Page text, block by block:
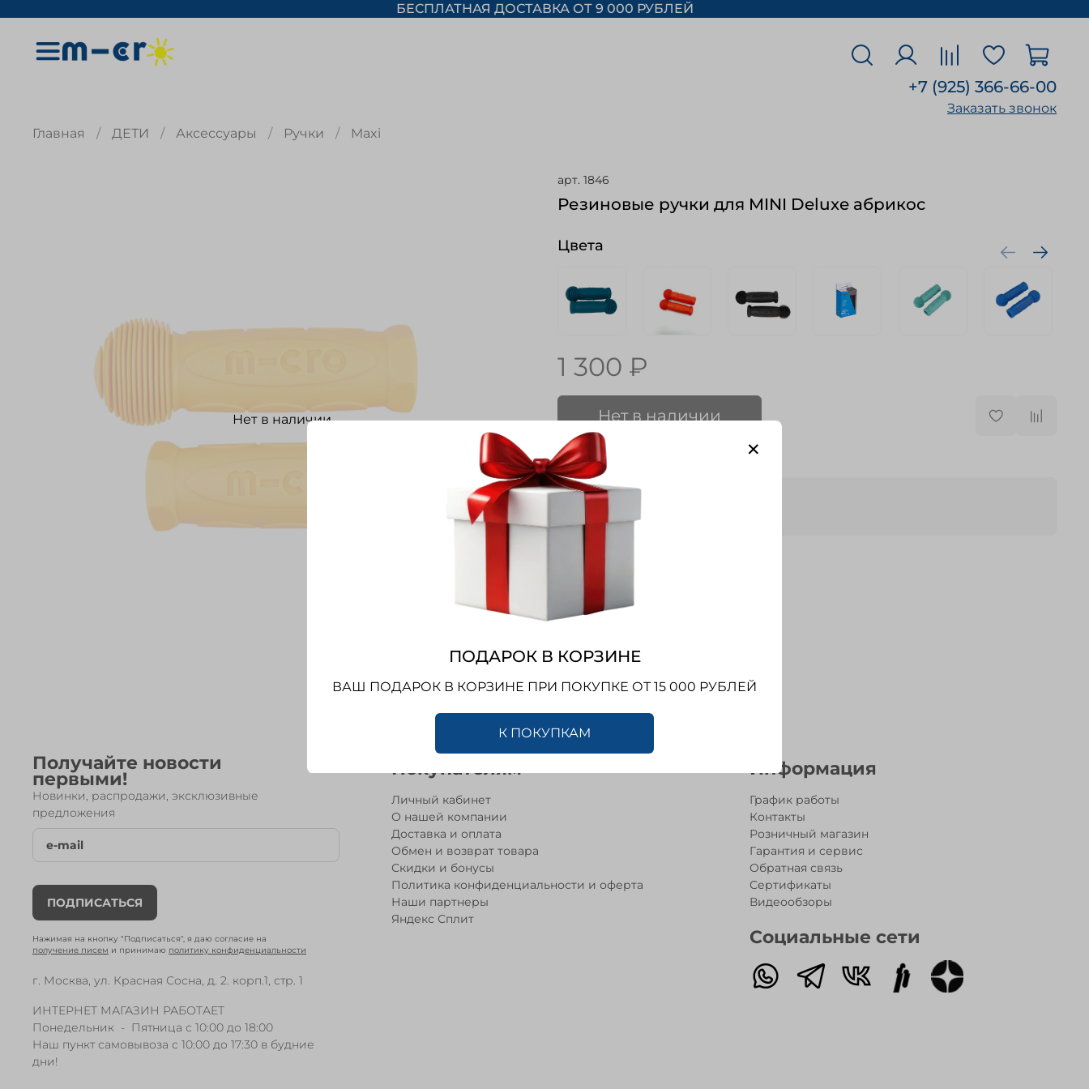
БЕСПЛАТНАЯ ДОСТАВКА ОТ 9 000 РУБЛЕЙ
+7 (925) 366-66-00
Заказать звонок
Главная
ДЕТИ Аксессуары Ручки Maxi
Нет в наличии
арт. 1846
Резиновые ручки для MINI Deluxe абрикос
Цвета
1 300 ₽
Нет в наличии
Характеристики
Вес
Получайте новости
первыми!
Новинки, распродажи, эксклюзивные
предложения
ПОДПИСАТЬСЯ
Нажимая на кнопку "Подписаться", я даю согласие на
получение писем и принимаю политику конфиденциальности
г. Москва, ул. Красная Сосна, д. 2. корп.1, стр. 1
ИНТЕРНЕТ МАГАЗИН РАБОТАЕТ
Понедельник - Пятница с 10:00 до 18:00
Наш пункт самовывоза с 10:00 до 17:30 в будние
дни!
Покупателям
Личный кабинет
О нашей компании
Доставка и оплата
Обмен и возврат товара
Скидки и бонусы
Политика конфиденциальности и оферта
Наши партнеры
Яндекс Сплит
Информация
График работы
Контакты
Розничный магазин
Гарантия и сервис
Обратная связь
Сертификаты
Видеообзоры
Социальные сети
ПОДАРОК В КОРЗИНЕ
ВАШ ПОДАРОК В КОРЗИНЕ ПРИ ПОКУПКЕ ОТ 15 000 РУБЛЕЙ
К ПОКУПКАМ